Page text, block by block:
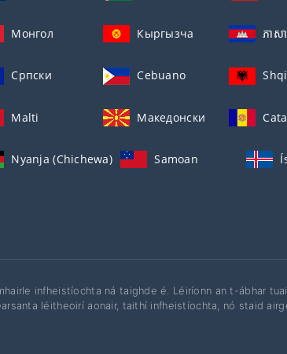
Монгол Кыргызча ភាសា
Српски Cebuano
Malti Македонски
Nyanja (Chichewa) Samoan
infheistíochta ná taighde é. Léiríonn an t-ábhar
léitheoirí aonair, taithí infheistíochta, nó staid